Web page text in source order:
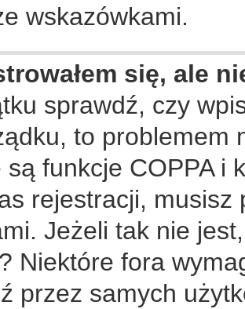
wskazówkami.
się, ale
sprawdź, czy
to problemem
są funkcje COPPA i
rejestracji, musisz
Jeżeli tak nie
Niektóre fora
przez samych